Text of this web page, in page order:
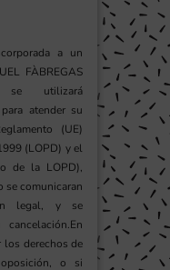
a un
FÀBREGAS
se utilizará
atender su
(UE)
(LOPD) y el
de la LOPD),
se comunicaran
legal, y se
los derechos de
o si